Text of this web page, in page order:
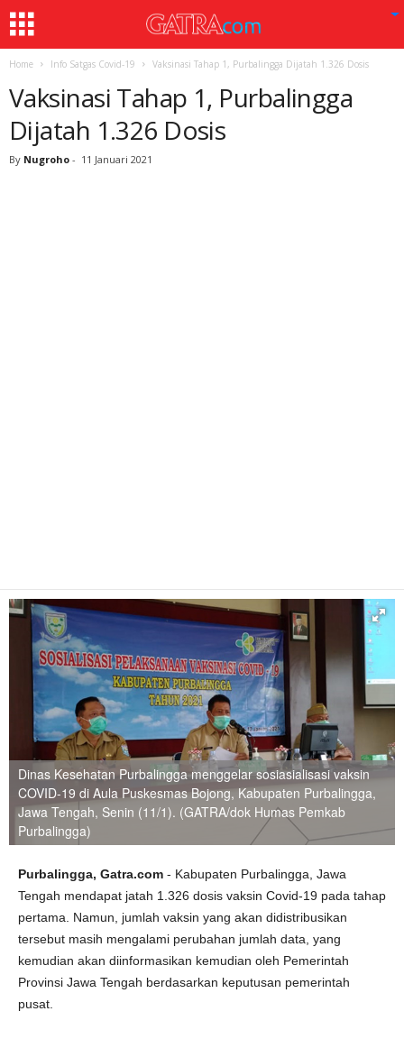
Home Info Satgas Covid-19 Vaksinasi Tahap 1, Purbalingga Dijatah 1.326 Dosis
Vaksinasi Tahap 1, Purbalingga
Dijatah 1.326 Dosis
By Nugroho - 11 Januari 2021
Dinas Kesehatan Purbalingga menggelar sosiasialisasi vaksin
COVID-19 di Aula Puskesmas Bojong, Kabupaten Purbalingga,
Jawa Tengah, Senin (11/1). (GATRA/dok Humas Pemkab
Purbalingga)
Purbalingga, Gatra.com - Kabupaten Purbalingga, Jawa
Tengah mendapat jatah 1.326 dosis vaksin Covid-19 pada tahap
pertama. Namun, jumlah vaksin yang akan didistribusikan
tersebut masih mengalami perubahan jumlah data, yang
kemudian akan diinformasikan kemudian oleh Pemerintah
Provinsi Jawa Tengah berdasarkan keputusan pemerintah
pusat.